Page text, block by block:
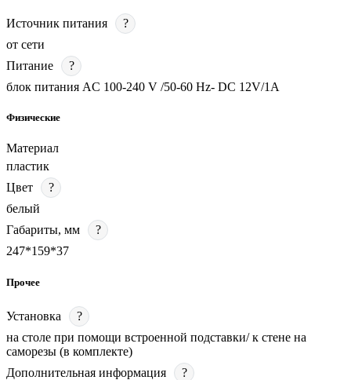
Источник питания
?
от сети
Питание
?
блок питания AC 100-240 V /50-60 Hz- DC 12V/1A
Физические
Материал
пластик
Цвет
?
белый
Габариты, мм
?
247*159*37
Прочее
Установка
?
на столе при помощи встроенной подставки/ к стене на
саморезы (в комплекте)
Дополнительная информация
?